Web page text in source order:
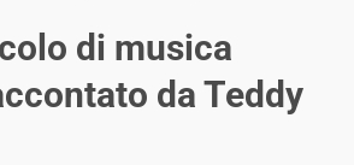
di musica
da Teddy